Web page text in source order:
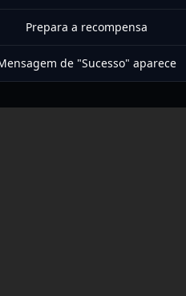
Prepara a recompensa
de "Sucesso" aparece